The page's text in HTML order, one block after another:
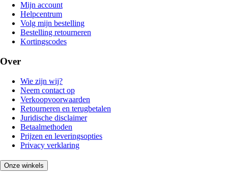
Mijn account
Helpcentrum
Volg mijn bestelling
Bestelling retourneren
Kortingscodes
Over
Wie zijn wij?
Neem contact op
Verkoopvoorwaarden
Retourneren en terugbetalen
Juridische disclaimer
Betaalmethoden
Prijzen en leveringsopties
Privacy verklaring
Onze winkels